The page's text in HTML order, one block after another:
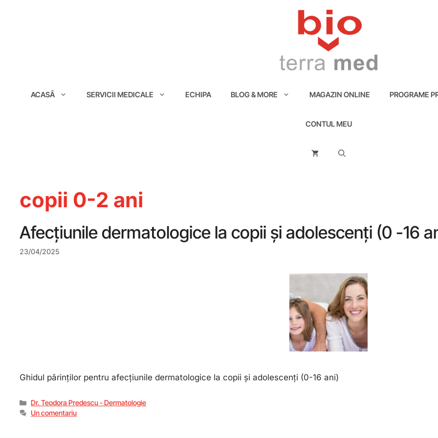
ACASĂ SERVICII MEDICALE ECHIPA BLOG & MORE MAGAZIN ONLINE PROGRAME
CONTUL MEU
copii 0-2 ani
Afecțiunile dermatologice la copii și adolescenți (0 -16
23/04/2025
Ghidul părinților pentru afecțiunile dermatologice la copii și adolescenți (0-16 ani)
Dr. Teodora Predescu - Dermatologie
Un comentariu